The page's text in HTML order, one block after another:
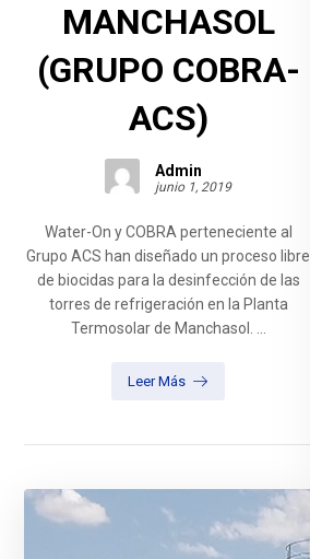
MANCHASOL
(GRUPO COBRA-
ACS)
Admin
junio 1, 2019
Water-On y COBRA perteneciente al
Grupo ACS han diseñado un proceso libre
de biocidas para la desinfección de las
torres de refrigeración en la Planta
Termosolar de Manchasol. ...
Leer Más